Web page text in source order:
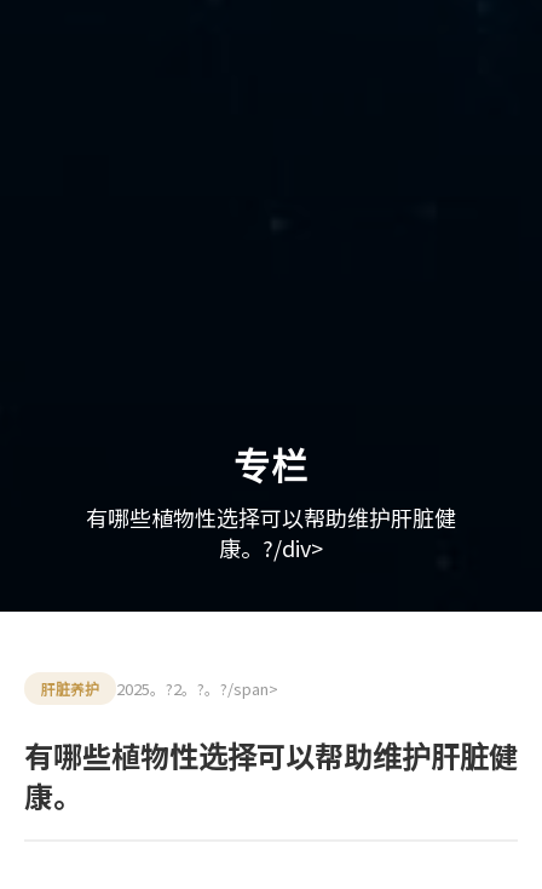
专栏
有哪些植物性选择可以帮助维护肝脏健
康。?/div>
肝脏养护 2025。?2。?。?/span>
有哪些植物性选择可以帮助维护肝脏健
康。